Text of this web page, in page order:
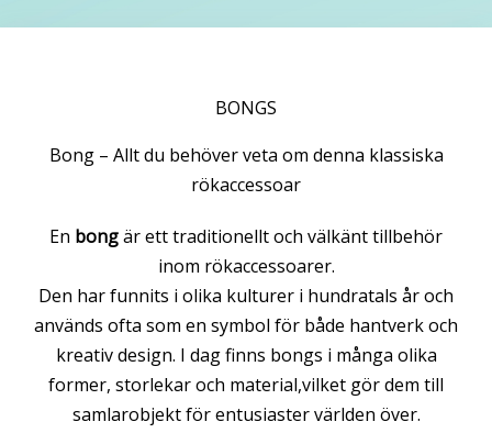
BONGS
Bong – Allt du behöver veta om denna klassiska
rökaccessoar
En bongär ett traditionellt och välkänt tillbehör
inom rökaccessoarer.
Den har funnits i olika kulturer i hundratals år och
används ofta som en symbol för både hantverk och
kreativ design. I dag finns bongs i många olika
former, storlekar och material,vilket gör dem till
samlarobjekt för entusiaster världen över.